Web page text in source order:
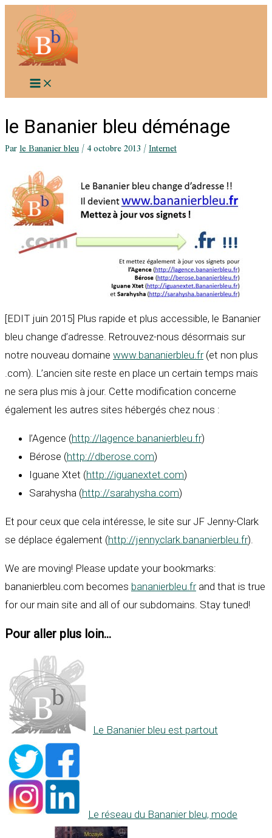
contenu
le Bananier bleu déménage
Parle Bananier bleu/4 octobre 2013/Internet
[EDIT juin 2015] Plus rapide et plus accessible, le Bananier
bleu change d’adresse. Retrouvez-nous désormais sur
notre nouveau domaine www.bananierbleu.fr(et non plus
.com). L’ancien site reste en place un certain temps mais
ne sera plus mis à jour. Cette modification concerne
également les autres sites hébergés chez nous :
l’Agence (http://lagence.bananierbleu.fr)
Bérose (http://dberose.com)
Iguane Xtet (http://iguanextet.com)
Sarahysha (http://sarahysha.com)
Et pour ceux que cela intéresse, le site sur JF Jenny-Clark
se déplace également (http://jennyclark.bananierbleu.fr).
We are moving! Please update your bookmarks:
bananierbleu.com becomes bananierbleu.frand that is true
for our main site and all of our subdomains. Stay tuned!
Pour aller plus loin...
Le Bananier bleu est partout
Le réseau du Bananier bleu, mode